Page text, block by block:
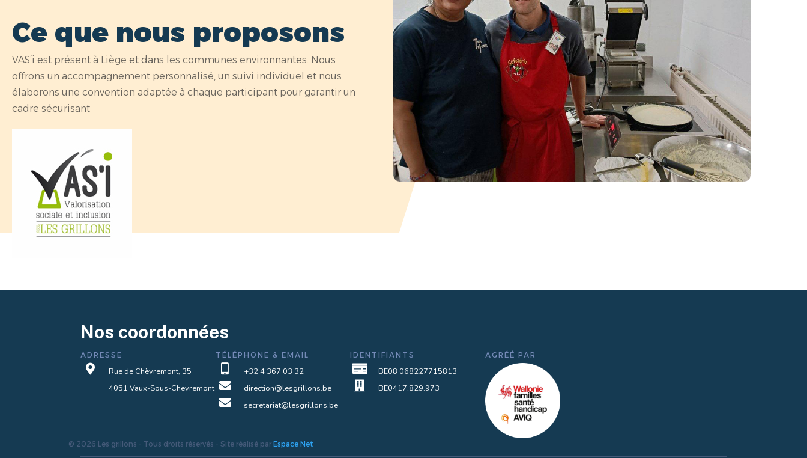
Ce que nous proposons
VAS’i est présent à Liège et dans les communes environnantes. Nous
offrons un accompagnement personnalisé, un suivi individuel et nous
élaborons une convention adaptée à chaque participant pour garantir un
cadre sécurisant
Nos coordonnées
ADRESSE

Rue de Chèvremont, 35
4051 Vaux-Sous-Chevremont
TÉLÉPHONE & EMAIL
 +32 4 367 03 32
 direction@lesgrillons.be
 secretariat@lesgrillons.be
IDENTIFIANTS
 BE08 068227715813
 BE0417.829.973
AGRÉÉ PAR
© 2026 Les grillons - Tous droits réservés - Site réalisé parEspace Net